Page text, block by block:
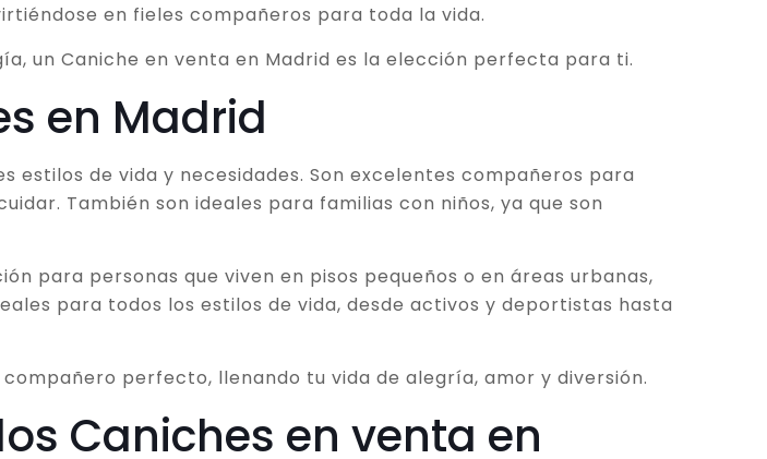
en fieles compañeros para toda la vida.
un Caniche en venta en Madrid es la elección perfecta para ti.
en Madrid
estilos de vida y necesidades. Son excelentes compañeros para
También son ideales para familias con niños, ya que son
para personas que viven en pisos pequeños o en áreas urbanas,
para todos los estilos de vida, desde activos y deportistas hasta
perfecto, llenando tu vida de alegría, amor y diversión.
Caniches en venta en